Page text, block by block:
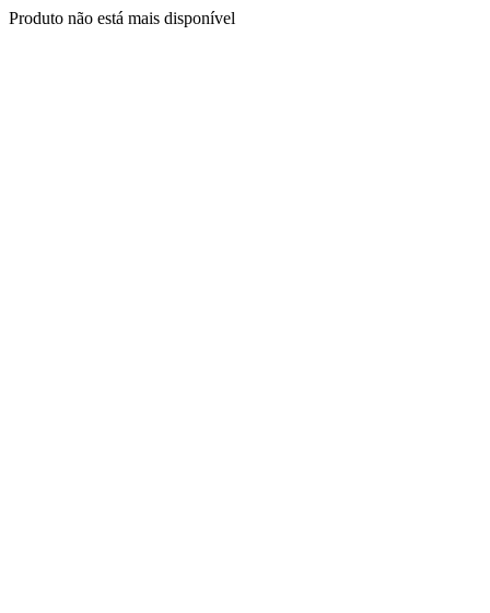
Produto não está mais disponível